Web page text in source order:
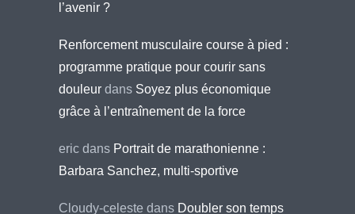
l’avenir ?
Renforcement musculaire course à pied :
programme pratique pour courir sans
douleur dans Soyez plus économique
grâce à l’entraînement de la force
eric dans Portrait de marathonienne :
Barbara Sanchez, multi-sportive
Cloudy-celeste dans Doubler son temps